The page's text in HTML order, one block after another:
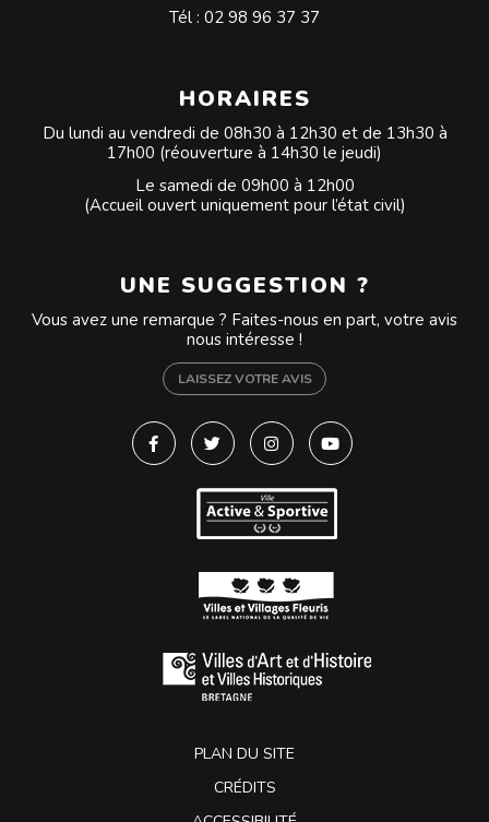
Tél : 02 98 96 37 37
HORAIRES
Du lundi au vendredi de 08h30 à 12h30 et de 13h30 à
17h00 (réouverture à 14h30 le jeudi)
Le samedi de 09h00 à 12h00
(Accueil ouvert uniquement pour l’état civil)
UNE SUGGESTION ?
Vous avez une remarque ? Faites-nous en part, votre avis
nous intéresse !
LAISSEZ VOTRE AVIS
Lien vers le compte Facebook
Lien vers le compte Twitter
Lien vers le compte
Lien vers la chaîne
PLAN DU SITE
CRÉDITS